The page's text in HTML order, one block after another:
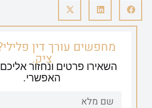
מחפשים עורך דין
ציק.
השאירו פרטים ונחזור
האפשרי.